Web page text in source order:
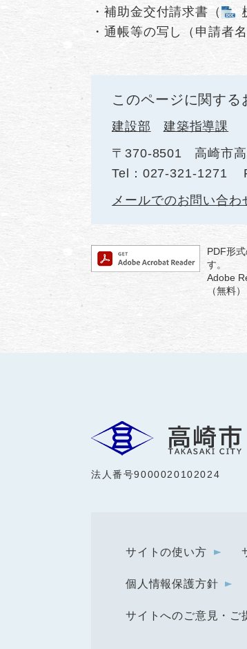
・補助金交付請求書（
・通帳等の写し（申請者
このページに関する
建設部 建築指導課
〒370-8501
高崎市
Tel：027-321-1271
メールでのお問い合わ
PDF形
す。
Adobe
（無料）
法人番号9000020102024
サイトの使い方
個人情報保護方針
サイトへのご意見・ご